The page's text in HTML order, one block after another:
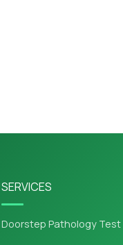
SERVICES
Doorstep Pathology Test